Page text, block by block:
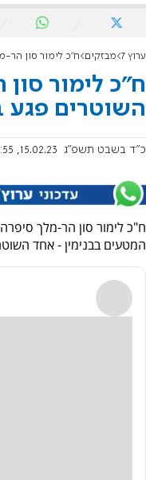
ערוץ 7 מבזקים ח"כ לימור סון הר-
ח"כ לימור
השוטרים פגע
כ"ד בשבט תשפ"ג 15.02.23, 10:55
ח"כ לימור סון הר-מלך סיפרה
המטעים בבנימין - אחד